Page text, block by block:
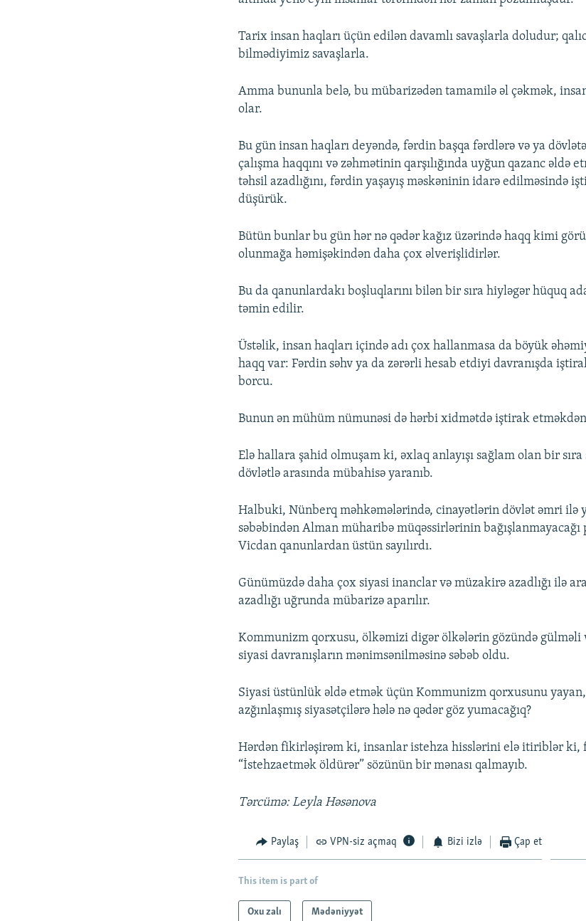
Tarix insan haqları üçün edilən davamlı savaşlarla doludur;
bilmədiyimiz savaşlarla.
Amma bununla belə, bu mübarizədən tamamilə əl çəkmək,
olar.
Bu gün insan haqları deyəndə, fərdin başqa fərdlərə və ya dövlətə
çalışma haqqını və zəhmətinin qarşılığında uyğun qazanc əldə
təhsil azadlığını, fərdin yaşayış məskəninin idarə edilməsində
düşürük.
Bütün bunlar bu gün hər nə qədər kağız üzərində haqq kimi
olunmağa həmişəkindən daha çox əlverişlidirlər.
Bu da qanunlardakı boşluqlarını bilən bir sıra hiyləgər hüquq
təmin edilir.
Üstəlik, insan haqları içində adı çox hallanmasa da böyük
haqq var: Fərdin səhv ya da zərərli hesab etdiyi davranışda
borcu.
Bunun ən mühüm nümunəsi də hərbi xidmətdə iştirak
Elə hallara şahid olmuşam ki, əxlaq anlayışı sağlam olan bir
dövlətlə arasında mübahisə yaranıb.
Halbuki, Nünberq məhkəmələrində, cinayətlərin dövlət əmri ilə
səbəbindən Alman müharibə müqəssirlərinin bağışlanmayacağı
Vicdan qanunlardan üstün sayılırdı.
Günümüzdə daha çox siyasi inanclar və müzakirə azadlığı ilə
azadlığı uğrunda mübarizə aparılır.
Kommunizm qorxusu, ölkəmizi digər ölkələrin gözündə gülməli
siyasi davranışların mənimsənilməsinə səbəb oldu.
Siyasi üstünlük əldə etmək üçün Kommunizm qorxusunu
azğınlaşmış siyasətçilərə hələ nə qədər göz yumacağıq?
Hərdən fikirləşirəm ki, insanlar istehza hisslərini elə itiriblər ki,
“İstehzaetmək öldürər” sözünün bir mənası qalmayıb.
Tərcümə: Leyla Həsənova
Paylaş VPN-siz açmaq Bizi izlə Çap et
This item is part of
Oxu zalı Mədəniyyət